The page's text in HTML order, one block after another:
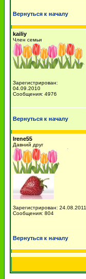
Вернуться к началу
kailiy
Член семьи
Зарегистрирован:
04.09.2010
Сообщения: 4976
Вернуться к началу
Irene55
Давний друг
Зарегистрирован: 24.08.2011
Сообщения: 804
Вернуться к началу